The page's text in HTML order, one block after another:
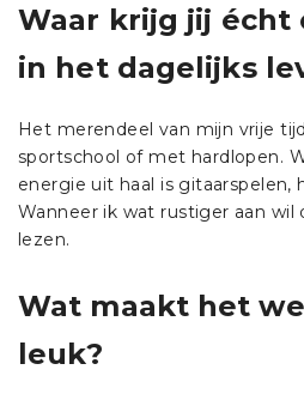
Waar krijg jij écht
in het dagelijks
Het merendeel van mijn vrije
sportschool of met hardlopen.
energie uit haal is gitaarspelen,
Wanneer ik wat rustiger aan wil
lezen.
Wat maakt het
leuk?